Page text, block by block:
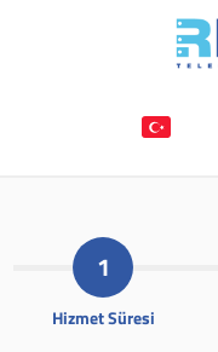
1
Hizmet Süresi